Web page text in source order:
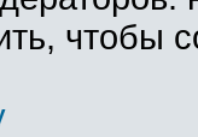
чтобы